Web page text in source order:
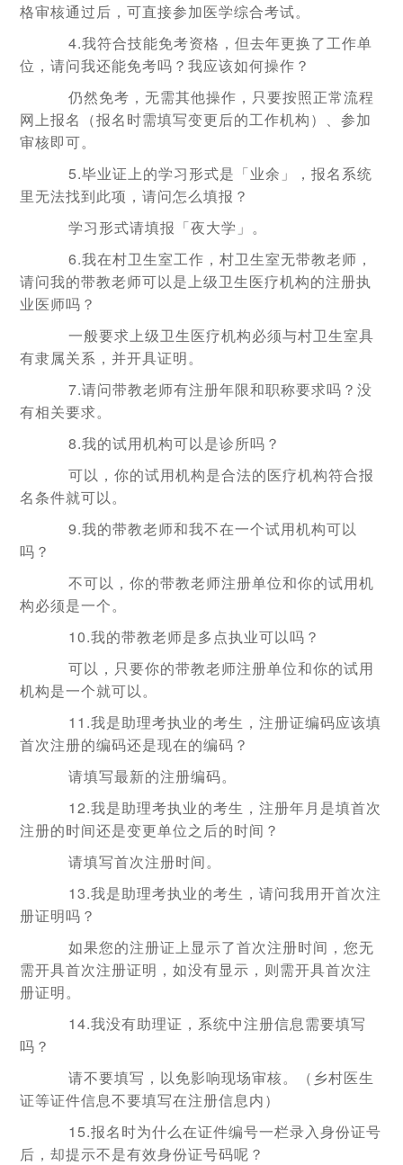
格审核通过后，可直接参加医学综合考试。
4.我符合技能免考资格，但去年更换了工作单
位，请问我还能免考吗？我应该如何操作？
仍然免考，无需其他操作，只要按照正常流程
网上报名（报名时需填写变更后的工作机构）、参加
审核即可。
5.毕业证上的学习形式是「业余」，报名系统
里无法找到此项，请问怎么填报？
学习形式请填报「夜大学」。
6.我在村卫生室工作，村卫生室无带教老师，
请问我的带教老师可以是上级卫生医疗机构的注册执
业医师吗？
一般要求上级卫生医疗机构必须与村卫生室具
有隶属关系，并开具证明。
7.请问带教老师有注册年限和职称要求吗？没
有相关要求。
8.我的试用机构可以是诊所吗？
可以，你的试用机构是合法的医疗机构符合报
名条件就可以。
9.我的带教老师和我不在一个试用机构可以
吗？
不可以，你的带教老师注册单位和你的试用机
构必须是一个。
10.我的带教老师是多点执业可以吗？
可以，只要你的带教老师注册单位和你的试用
机构是一个就可以。
11.我是助理考执业的考生，注册证编码应该填
首次注册的编码还是现在的编码？
请填写最新的注册编码。
12.我是助理考执业的考生，注册年月是填首次
注册的时间还是变更单位之后的时间？
请填写首次注册时间。
13.我是助理考执业的考生，请问我用开首次注
册证明吗？
如果您的注册证上显示了首次注册时间，您无
需开具首次注册证明，如没有显示，则需开具首次注
册证明。
14.我没有助理证，系统中注册信息需要填写
吗？
请不要填写，以免影响现场审核。（乡村医生
证等证件信息不要填写在注册信息内）
15.报名时为什么在证件编号一栏录入身份证号
后，却提示不是有效身份证号码呢？